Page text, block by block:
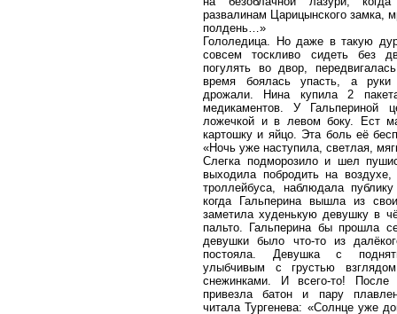
развалинам Царицынского замка,
полдень…»
Гололедица. Но даже в такую
совсем тоскливо сидеть без
погулять во двор,
время боялась упасть, а
дрожали. Нина купила 2
медикаментов. У Гальпериной
ложечкой и в левом боку. Ест
картошку и яйцо. Эта боль её
«Ночь уже наступила, светлая,
Слегка подморозило и шел
выходила побродить на воздухе,
троллейбуса, наблюдала
когда Гальперина вышла из
заметила худенькую девушку в
пальто. Гальперина бы прошла
девушки было что-то из
постояла. Девушка с
улыбчивым с грустью
снежинками. И всего-то! После
привезла батон и пару
читала Тургенева: «Солнце уже